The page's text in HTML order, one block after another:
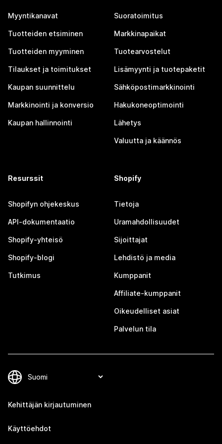
Myyntikanavat
Tuotteiden etsiminen
Tuotteiden myyminen
Tilaukset ja toimitukset
Kaupan suunnittelu
Markkinointi ja konversio
Kaupan hallinnointi
Suoratoimitus
Markkinapaikat
Tuotearvostelut
Lisämyynti ja tuotepaketit
Sähköpostimarkkinointi
Hakukoneoptimointi
Lähetys
Valuutta ja käännös
Resurssit
Shopifyn ohjekeskus
API-dokumentaatio
Shopify-yhteisö
Shopify-blogi
Tutkimus
Shopify
Tietoja
Uramahdollisuudet
Sijoittajat
Lehdistö ja media
Kumppanit
Affiliate-kumppanit
Oikeudelliset asiat
Palvelun tila
Kehittäjän kirjautuminen
Käyttöehdot